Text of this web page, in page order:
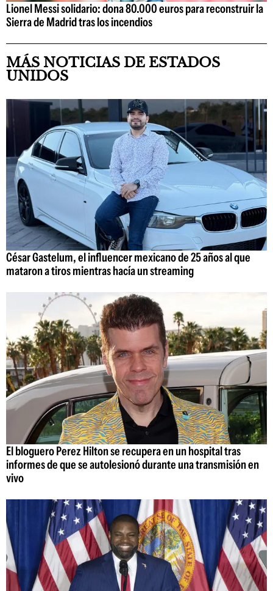
Lionel Messi solidario: dona 80.000 euros para reconstruir la
Sierra de Madrid tras los incendios
MÁS NOTICIAS DE ESTADOS
UNIDOS
César Gastelum, el influencer mexicano de 25 años al que
mataron a tiros mientras hacía un streaming
El bloguero Perez Hilton se recupera en un hospital tras
informes de que se autolesionó durante una transmisión en
vivo